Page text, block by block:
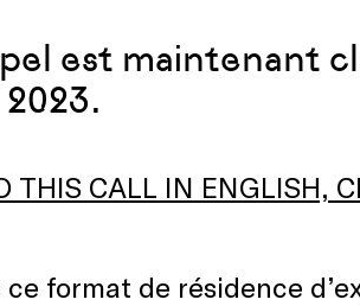
est maintenant
THIS CALL IN ENGLISH,
ce format de résidence